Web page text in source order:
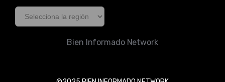
Bien Informado Network